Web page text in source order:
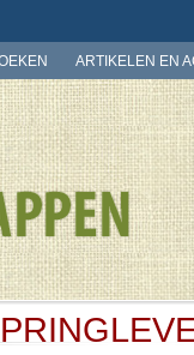
ARTIKELEN EN